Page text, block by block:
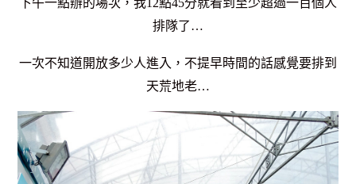
排隊了…
一次不知道開放多少人進入，不提早時間的話感覺要排到
天荒地老…